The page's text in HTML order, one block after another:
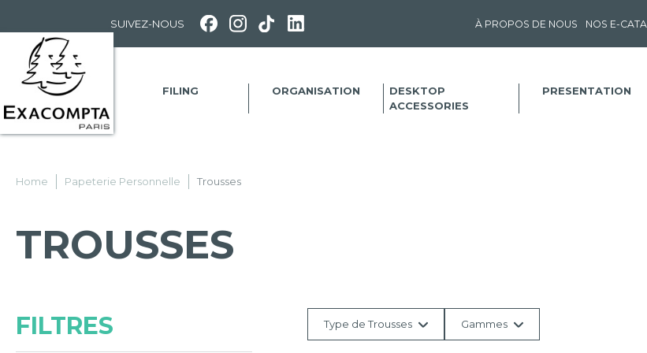
SUIVEZ-NOUS À PROPOS DE NOUS NOS E-
FILING ORGANISATION
DESKTOP
ACCESSORIES
PRESENTATION
Home Papeterie Personnelle Trousses
TROUSSES
FILTRES Type de Trousses Gammes